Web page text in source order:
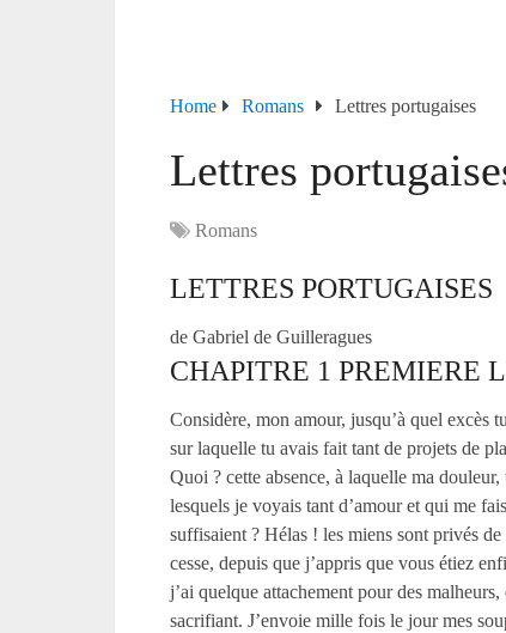
Home Romans Lettres portugaises
Lettres
Romans
LETTRES PORTUGAISES
de Gabriel de Guilleragues
CHAPITRE 1 PREMIERE
Considère, mon amour, jusqu’à quel excès
sur laquelle tu avais fait tant de projets de
Quoi ? cette absence, à laquelle ma
lesquels je voyais tant d’amour et qui me
suffisaient ? Hélas ! les miens sont privés
cesse, depuis que j’appris que vous étiez
j’ai quelque attachement pour des
sacrifiant. J’envoie mille fois le jour mes